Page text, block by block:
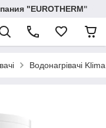
"EUROTHERM"
Водонагрівачі